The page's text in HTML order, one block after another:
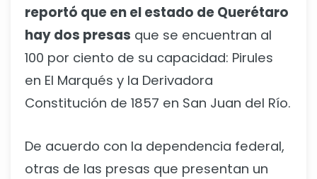
reportó que en el estado de Querétaro
hay dos presas que se encuentran al
100 por ciento de su capacidad: Pirules
en El Marqués y la Derivadora
Constitución de 1857 en San Juan del Río.
De acuerdo con la dependencia federal,
otras de las presas que presentan un